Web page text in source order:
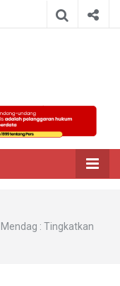
: Tingkatkan